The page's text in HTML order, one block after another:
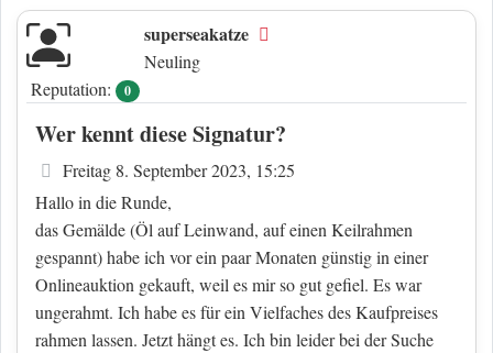
superseakatze
Neuling
Reputation:
0
Wer kennt diese Signatur?
Beitrag
Freitag 8. September 2023, 15:25
Hallo in die Runde,
das Gemälde (Öl auf Leinwand, auf einen Keilrahmen
gespannt) habe ich vor ein paar Monaten günstig in einer
Onlineauktion gekauft, weil es mir so gut gefiel. Es war
ungerahmt. Ich habe es für ein Vielfaches des Kaufpreises
rahmen lassen. Jetzt hängt es. Ich bin leider bei der Suche